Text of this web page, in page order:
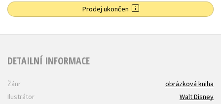
Prodej ukončen
DETAILNÍ INFORMACE
Žánr
obrázková kniha
Ilustrátor
Walt Disney